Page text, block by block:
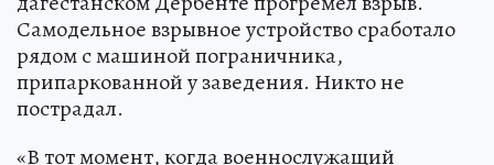
В пятницу вечером возле одного из кафе в
дагестанском Дербенте прогремел взрыв.
Самодельное взрывное устройство сработало
рядом с машиной пограничника,
припаркованной у заведения. Никто не
пострадал.